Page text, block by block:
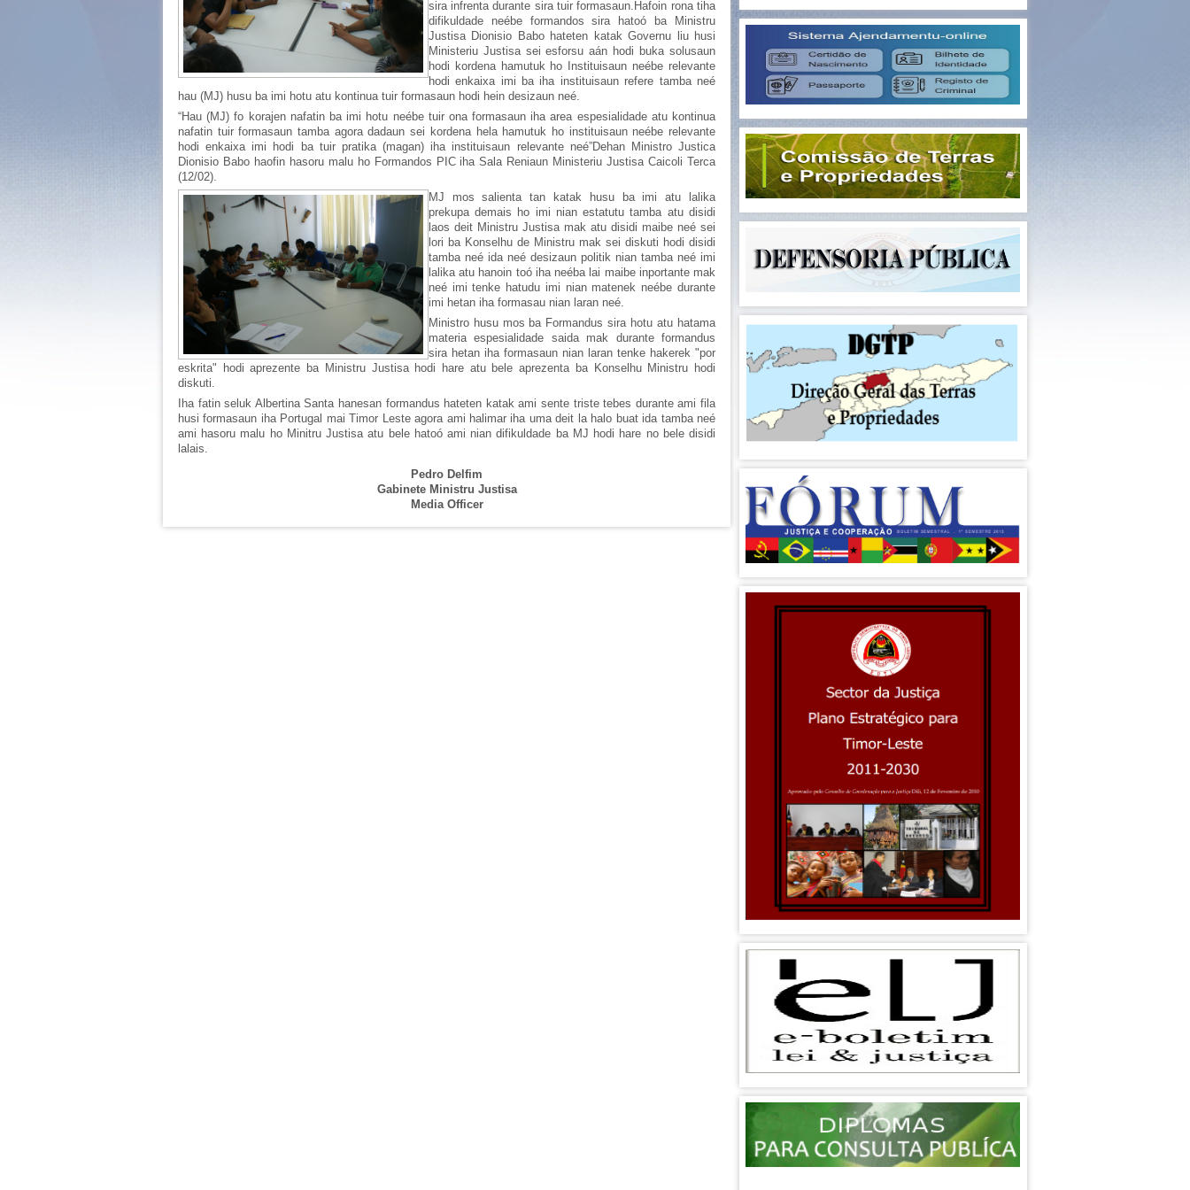
sira infrenta durante sira tuir formasaun.Hafoin rona tiha
difikuldade neébe formandos sira hatoó ba Ministru
Justisa Dionisio Babo hateten katak Governu liu husi
Ministeriu Justisa sei esforsu aán hodi buka solusaun
hodi kordena hamutuk ho Instituisaun neébe relevante
hodi enkaixa imi ba iha instituisaun refere tamba neé
hau (MJ) husu ba imi hotu atu kontinua tuir formasaun hodi hein desizaun neé.
“Hau (MJ) fo korajen nafatin ba imi hotu neébe tuir ona formasaun iha area espesialidade atu kontinua
nafatin tuir formasaun tamba agora dadaun sei kordena hela hamutuk ho instituisaun neébe relevante
hodi enkaixa imi hodi ba tuir pratika (magan) iha instituisaun relevante neé”Dehan Ministro Justica
Dionisio Babo haofin hasoru malu ho Formandos PIC iha Sala Reniaun Ministeriu Justisa Caicoli Terca
(12/02).
MJ mos salienta tan katak husu ba imi atu lalika
prekupa demais ho imi nian estatutu tamba atu disidi
laos deit Ministru Justisa mak atu disidi maibe neé sei
lori ba Konselhu de Ministru mak sei diskuti hodi disidi
tamba neé ida neé desizaun politik nian tamba neé imi
lalika atu hanoin toó iha neéba lai maibe inportante mak
neé imi tenke hatudu imi nian matenek neébe durante
imi hetan iha formasau nian laran neé.
Ministro husu mos ba Formandus sira hotu atu hatama
materia espesialidade saida mak durante formandus
sira hetan iha formasaun nian laran tenke hakerek "por
eskrita" hodi aprezente ba Ministru Justisa hodi hare atu bele aprezenta ba Konselhu Ministru hodi
diskuti.
Iha fatin seluk Albertina Santa hanesan formandus hateten katak ami sente triste tebes durante ami fila
husi formasaun iha Portugal mai Timor Leste agora ami halimar iha uma deit la halo buat ida tamba neé
ami hasoru malu ho Minitru Justisa atu bele hatoó ami nian difikuldade ba MJ hodi hare no bele disidi
lalais.
Pedro Delfim
Gabinete Ministru Justisa
Media Officer